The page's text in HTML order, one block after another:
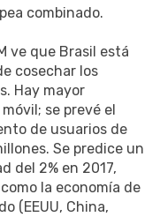
combinado.
ve que Brasil está
cosechar los
Hay mayor
se prevé el
de usuarios de
Se predice un
del 2% en 2017,
la economía de
(EEUU, China,